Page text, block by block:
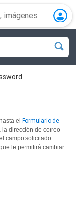
el
Formulario de
la dirección de correo
campo solicitado.
le permitirá cambiar